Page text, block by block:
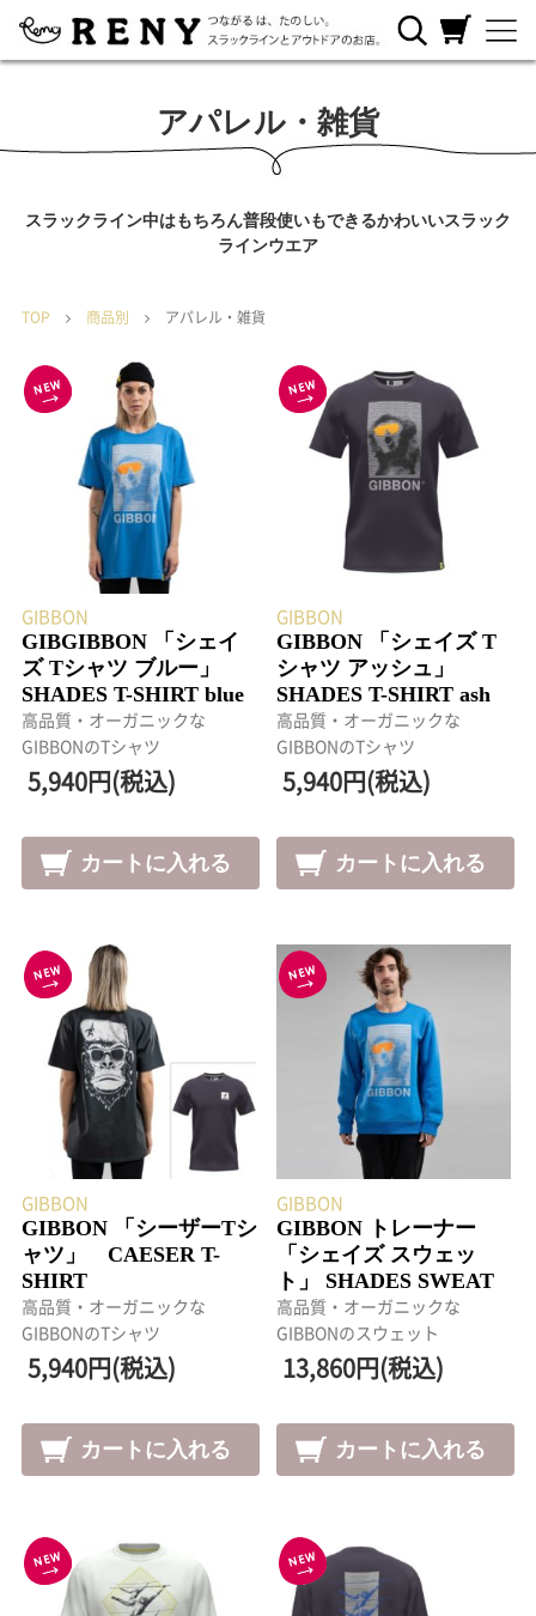
カートを見
る
ご利用ガイ
ド
て
アパレル・雑貨
スラックライン中はもちろん普段使いもできるかわいいスラック
ラインウエア
TOP 商品別 アパレル・雑貨
GIBBON
GIBGIBBON 「シェイ
ズ Tシャツ ブルー」
SHADES T-SHIRT blue
高品質・オーガニックな
GIBBONのTシャツ
5,940円(税込)
GIBBON
GIBBON 「シェイズ T
シャツ アッシュ」
SHADES T-SHIRT ash
高品質・オーガニックな
GIBBONのTシャツ
5,940円(税込)
GIBBON
GIBBON 「シーザーTシ
ャツ」 CAESER T-
SHIRT
高品質・オーガニックな
GIBBONのTシャツ
5,940円(税込)
GIBBON
GIBBON トレーナー
「シェイズ スウェッ
ト」 SHADES SWEAT
高品質・オーガニックな
GIBBONのスウェット
13,860円(税込)